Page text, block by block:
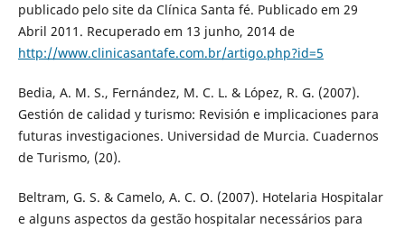
publicado pelo site da Clínica Santa fé. Publicado em 29
Abril 2011. Recuperado em 13 junho, 2014 de
http://www.clinicasantafe.com.br/artigo.php?id=5
Bedia, A. M. S., Fernández, M. C. L. & López, R. G. (2007).
Gestión de calidad y turismo: Revisión e implicaciones para
futuras investigaciones. Universidad de Murcia. Cuadernos
de Turismo, (20).
Beltram, G. S. & Camelo, A. C. O. (2007). Hotelaria Hospitalar
e alguns aspectos da gestão hospitalar necessários para